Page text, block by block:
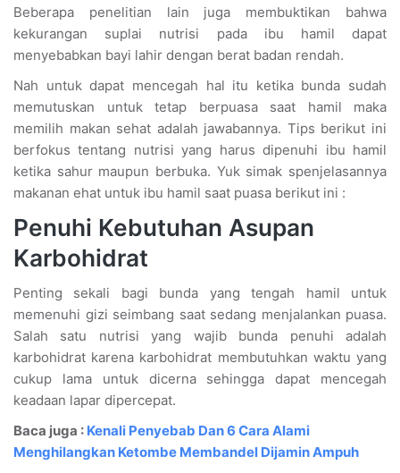
Beberapa penelitian lain juga membuktikan bahwa
kekurangan suplai nutrisi pada ibu hamil dapat
menyebabkan bayi lahir dengan berat badan rendah.
Nah untuk dapat mencegah hal itu ketika bunda sudah
memutuskan untuk tetap berpuasa saat hamil maka
memilih makan sehat adalah jawabannya. Tips berikut ini
berfokus tentang nutrisi yang harus dipenuhi ibu hamil
ketika sahur maupun berbuka. Yuk simak spenjelasannya
makanan ehat untuk ibu hamil saat puasa berikut ini :
Penuhi Kebutuhan Asupan
Karbohidrat
Penting sekali bagi bunda yang tengah hamil untuk
memenuhi gizi seimbang saat sedang menjalankan puasa.
Salah satu nutrisi yang wajib bunda penuhi adalah
karbohidrat karena karbohidrat membutuhkan waktu yang
cukup lama untuk dicerna sehingga dapat mencegah
keadaan lapar dipercepat.
Baca juga : Kenali Penyebab Dan 6 Cara Alami
Menghilangkan Ketombe Membandel Dijamin Ampuh